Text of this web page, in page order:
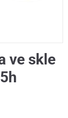
ve skle